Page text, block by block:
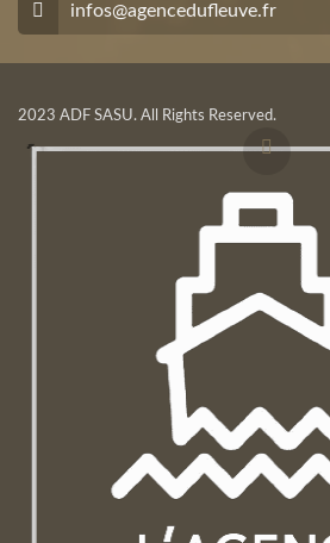
infos@agencedufleuve.fr
2023 ADF SASU. All Rights Reserved.